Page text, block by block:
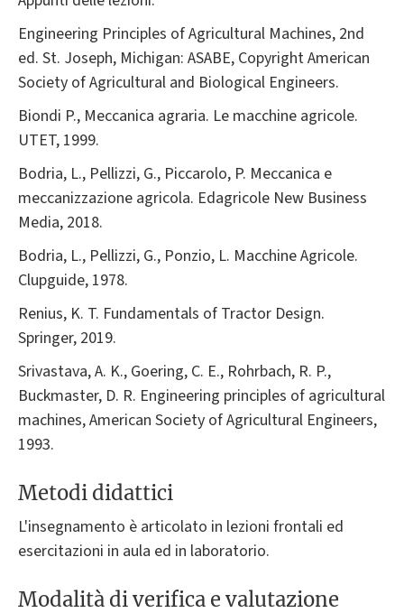
Engineering Principles of Agricultural Machines, 2nd
ed. St. Joseph, Michigan: ASABE, Copyright American
Society of Agricultural and Biological Engineers.
Biondi P., Meccanica agraria. Le macchine agricole.
UTET, 1999.
Bodria, L., Pellizzi, G., Piccarolo, P. Meccanica e
meccanizzazione agricola. Edagricole New Business
Media, 2018.
Bodria, L., Pellizzi, G., Ponzio, L. Macchine Agricole.
Clupguide, 1978.
Renius, K. T. Fundamentals of Tractor Design.
Springer, 2019.
Srivastava, A. K., Goering, C. E., Rohrbach, R. P.,
Buckmaster, D. R. Engineering principles of agricultural
machines, American Society of Agricultural Engineers,
1993.
Metodi didattici
L'insegnamento è articolato in lezioni frontali ed
esercitazioni in aula ed in laboratorio.
Modalità di verifica e valutazione